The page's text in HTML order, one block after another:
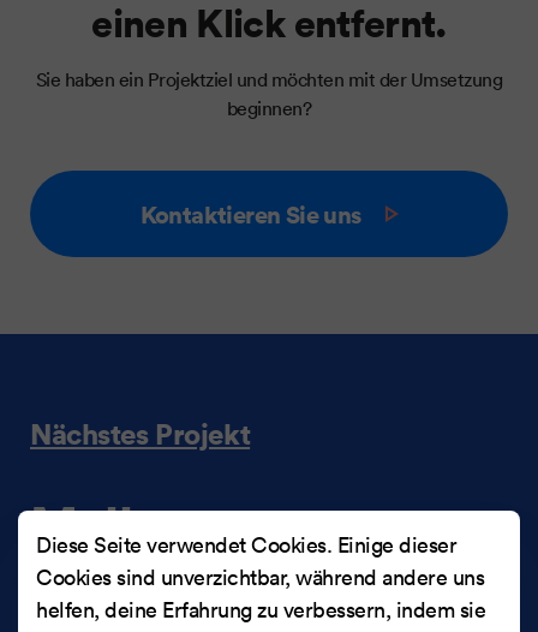
einen Klick entfernt.
Sie haben ein Projektziel und möchten mit der Umsetzung
beginnen?
Kontaktieren Sie uns
Nächstes Projekt
Melk.no
Ein Unternehmen, das einer Gruppe norwegischer
Milcherzeuger gehört und dessen Ziel es ist, das
Diese Seite verwendet Cookies. Einige dieser
Cookies sind unverzichtbar, während andere uns
helfen, deine Erfahrung zu verbessern, indem sie